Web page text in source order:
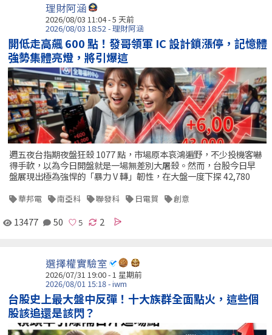
理財阿涵
2026/08/03 11:04 - 5 天前
2026/08/03 18:52 - 理財阿涵
開低走高飆 600 點！發哥領軍 IC 設計鎖漲停，記憶體
強勢集體亮燈，將引爆這
週五夜台指期夜盤狂殺 1077 點，市場原本哀鴻遍野，不少投機客嚇
得手軟，以為今日開盤就是一場無差別大屠殺。然而，台股今日早
盤展現出極為強悍的「暴力 V 轉」韌性，在大盤一度下探 42,780
華邦電 南亞科 聯發科 日電貿 創意
13477 50 2
選擇權實驗室
2026/07/31 19:00 - 1 星期前
2026/08/01 15:18 - iwm
台股史上最大盤中反彈！十大族群全面點火，這些個
股該追還是該閃？